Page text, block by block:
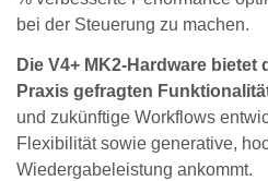
bei der Steuerung zu machen.
Die V4+ MK2-Hardware
Praxis gefragten
und zukünftige Workflows
Flexibilität sowie generative,
Wiedergabeleistung ankommt.